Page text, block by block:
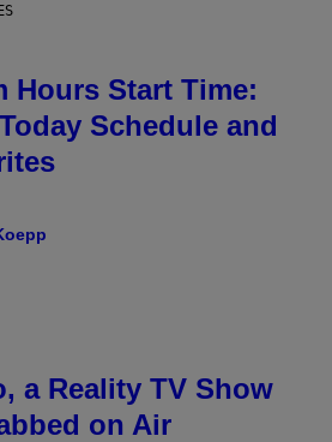
Hours Start Time:
Schedule and
a Reality TV Show
on Air